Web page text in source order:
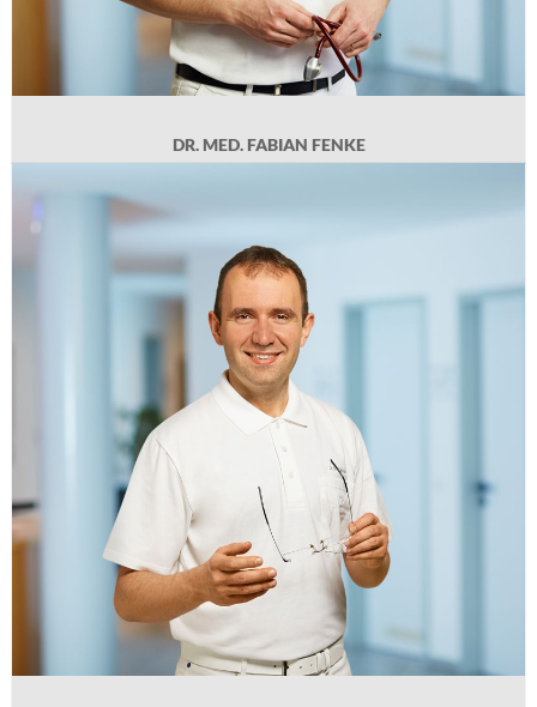
DR. MED. FABIAN FENKE
DR. MED. NICOLAE-CATALIN MECHIE
Geb. 1986 in Tirgu Jiu. 2005 bis 2011 Medizinstudium in Klausenburg mit
Auslandaufenthalt in Frankreich. Promotion im Bereich Gastroenterologie an
der Universität zu Göttingen. 2012 bis 2020 Facharztausbildung für Innere
Medizin und Gastroenterologie an der Universität Göttingen. Anschließende
Öberarzttätigkeit in den Sana Kliniken Offenbach am Main. Praxiseintritt
2022.